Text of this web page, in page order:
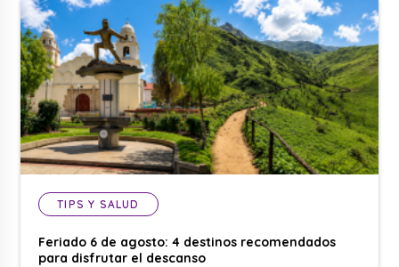
TIPS Y SALUD
Feriado 6 de agosto: 4 destinos recomendados
para disfrutar el descanso